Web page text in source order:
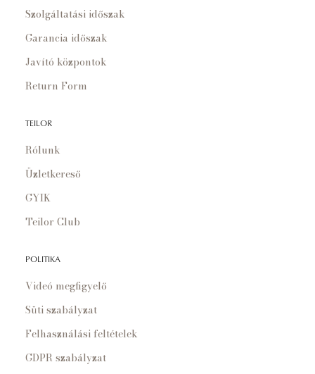
Szolgáltatási időszak
Garancia időszak
Javító központok
Return Form
TEILOR
Rólunk
Üzletkereső
GYIK
Teilor Club
POLITIKA
Videó megfigyelő
Süti szabályzat
Felhasználási feltételek
GDPR szabályzat